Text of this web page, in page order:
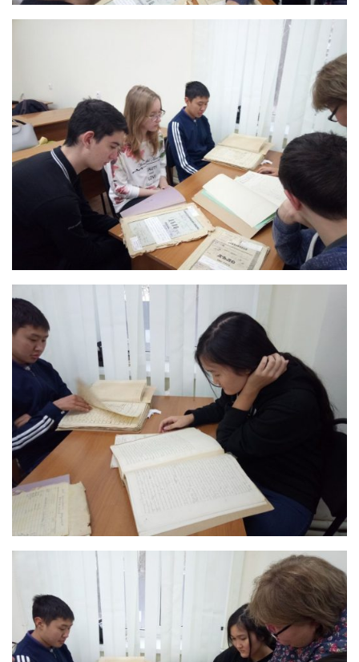
Лицензирование-2026
09.02.09 Веб-разработка
09.02.13 Интеграция решений с применением
технологий искусственного интеллекта